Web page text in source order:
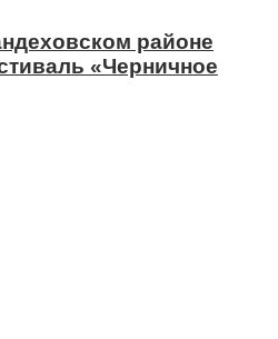
районе
«Черничное